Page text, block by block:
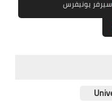
سيرفر يونيفرس